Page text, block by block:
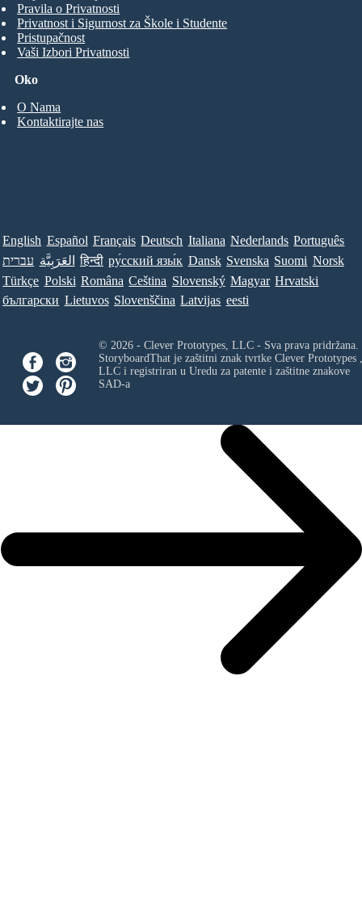
Oko
O Nama
Kontaktirajte nas
Pravila o Privatnosti
Privatnost i Sigurnost za Škole i Studente
Pristupačnost
Vaši Izbori Privatnosti
English Español Français Deutsch Italiana Nederlands Português
עברית العَرَبِيَّة हिन्दी ру́сский язы́к Dansk Svenska Suomi Norsk
Türkçe Polski Româna Ceština Slovenský Magyar Hrvatski
български Lietuvos Slovenščina Latvijas eesti
© 2026 - Clever Prototypes, LLC - Sva prava pridržana.
StoryboardThat je zaštitni znak tvrtke Clever Prototypes ,
LLCi registriran u Uredu za patente i zaštitne znakove
SAD-a